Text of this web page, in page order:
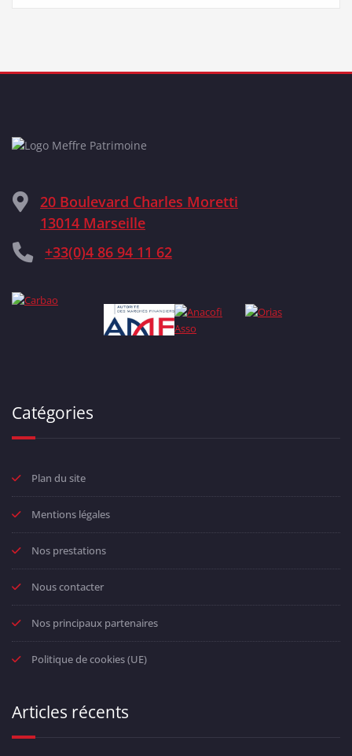
20 Boulevard Charles Moretti
13014 Marseille
+33(0)4 86 94 11 62
Catégories
Plan du site
Mentions légales
Nos prestations
Nous contacter
Nos principaux partenaires
Politique de cookies (UE)
Articles récents